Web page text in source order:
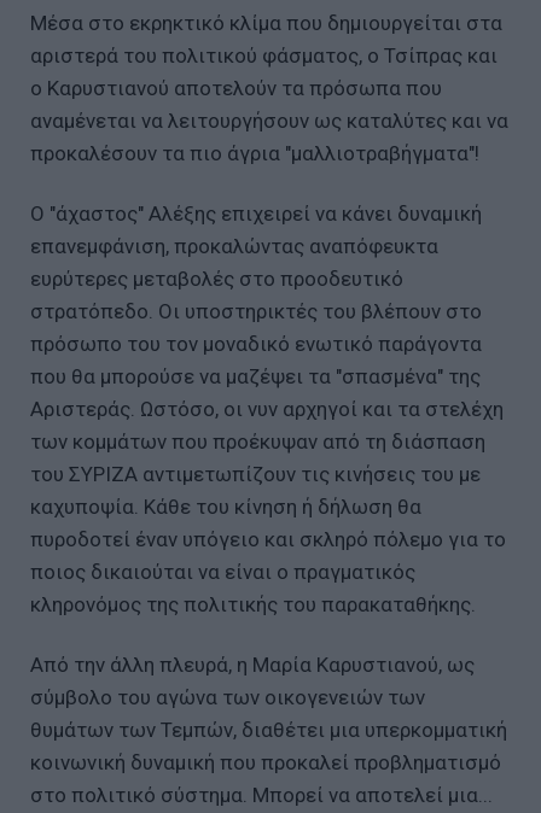
Μέσα στο εκρηκτικό κλίμα που δημιουργείται στα
αριστερά του πολιτικού φάσματος, ο Τσίπρας και
ο Καρυστιανού αποτελούν τα πρόσωπα που
αναμένεται να λειτουργήσουν ως καταλύτες και να
προκαλέσουν τα πιο άγρια "μαλλιοτραβήγματα"!
Ο "άχαστος" Αλέξης επιχειρεί να κάνει δυναμική
επανεμφάνιση, προκαλώντας αναπόφευκτα
ευρύτερες μεταβολές στο προοδευτικό
στρατόπεδο. Οι υποστηρικτές του βλέπουν στο
πρόσωπο του τον μοναδικό ενωτικό παράγοντα
που θα μπορούσε να μαζέψει τα "σπασμένα" της
Αριστεράς. Ωστόσο, οι νυν αρχηγοί και τα στελέχη
των κομμάτων που προέκυψαν από τη διάσπαση
του ΣΥΡΙΖΑ αντιμετωπίζουν τις κινήσεις του με
καχυποψία. Κάθε του κίνηση ή δήλωση θα
πυροδοτεί έναν υπόγειο και σκληρό πόλεμο για το
ποιος δικαιούται να είναι ο πραγματικός
κληρονόμος της πολιτικής του παρακαταθήκης.
Από την άλλη πλευρά, η Μαρία Καρυστιανού, ως
σύμβολο του αγώνα των οικογενειών των
θυμάτων των Τεμπών, διαθέτει μια υπερκομματική
κοινωνική δυναμική που προκαλεί προβληματισμό
στο πολιτικό σύστημα. Μπορεί να αποτελεί μια...